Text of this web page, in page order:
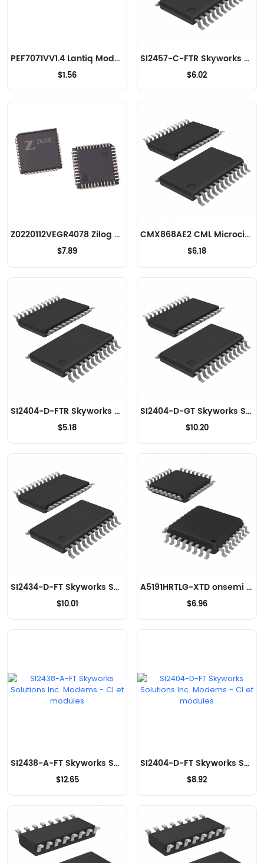
PEF7071VV1.4 Lantiq Modems - CI et modules
$1.56
SI2457-C-FTR Skyworks Solutions Inc. Modems - CI et modules
$6.02
Z0220112VEGR4078 Zilog Modems - CI et modules
$7.89
CMX868AE2 CML Microcircuits Modems - CI et modules
$6.18
SI2404-D-FTR Skyworks Solutions Inc. Modems - CI et modules
$5.18
SI2404-D-GT Skyworks Solutions Inc. Modems - CI et modules
$10.20
SI2434-D-FT Skyworks Solutions Inc. Modems - CI et modules
$10.01
A5191HRTLG-XTD onsemi Modems - CI et modules
$6.96
SI2438-A-FT Skyworks Solutions Inc. Modems - CI et modules
$12.65
SI2404-D-FT Skyworks Solutions Inc. Modems - CI et modules
$8.92